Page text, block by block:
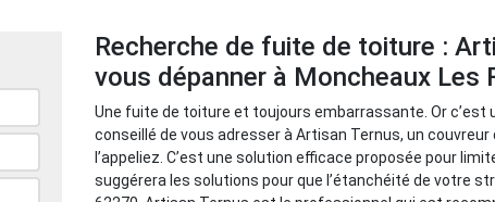
Recherche de fuite de toiture :
vous dépanner à Moncheaux Les
Une fuite de toiture et toujours embarrassante. Or c’est
conseillé de vous adresser à Artisan Ternus, un
l’appeliez. C’est une solution efficace proposée pour
suggérera les solutions pour que l’étanchéité de votre